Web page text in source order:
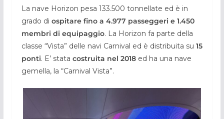
La nave Horizon pesa 133.500 tonnellate ed è in
grado di ospitare fino a 4.977 passeggeri e 1.450
membri di equipaggio. La Horizon fa parte della
classe “Vista” delle navi Carnival ed è distribuita su 15
ponti. E’ stata costruita nel 2018ed ha una nave
gemella, la “Carnival Vista”.